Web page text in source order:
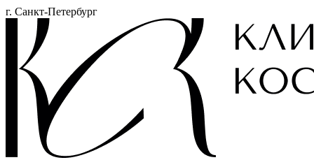
г. Санкт-Петербург